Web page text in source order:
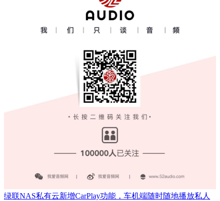
绿联NAS私有云新增CarPlay功能，车机端随时随地播放私人